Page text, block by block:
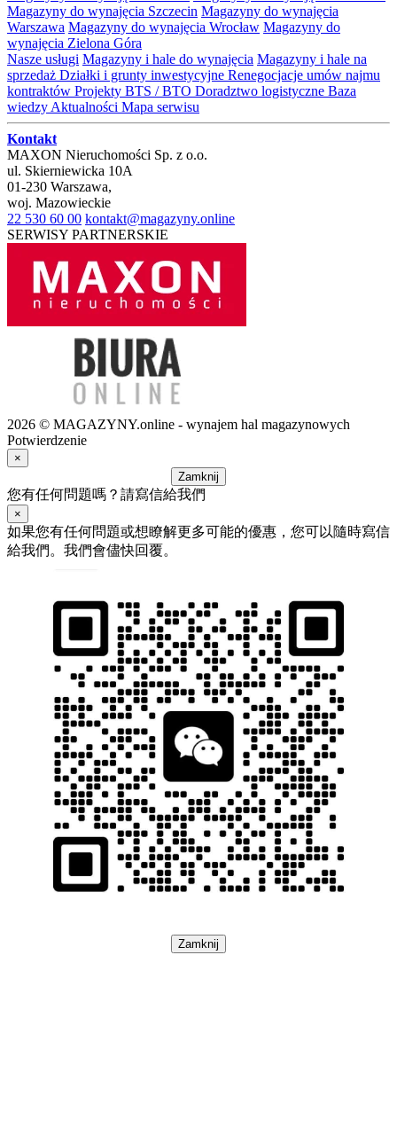
Magazyny do wynajęcia Szczecin Magazyny do wynajęcia
Warszawa Magazyny do wynajęcia Wrocław Magazyny do
wynajęcia Zielona Góra
Nasze usługi Magazyny i hale do wynajęcia Magazyny i hale na
sprzedaż Działki i grunty inwestycyjne Renegocjacje umów najmu
kontraktów Projekty BTS / BTO Doradztwo logistyczne Baza
wiedzy Aktualności Mapa serwisu
Kontakt
MAXON Nieruchomości Sp. z o.o.
ul. Skierniewicka 10A
01-230 Warszawa,
woj. Mazowieckie
22 530 60 00 kontakt@magazyny.online
SERWISY PARTNERSKIE
2026 © MAGAZYNY.online - wynajem hal magazynowych
Potwierdzenie
×
Zamknij
您有任何問題嗎？請寫信給我們
×
如果您有任何問題或想瞭解更多可能的優惠，您可以隨時寫信
給我們。我們會儘快回覆。
Zamknij